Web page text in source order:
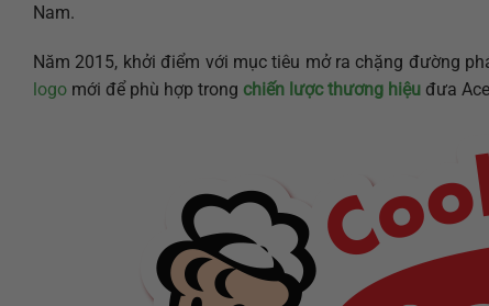
Nam.
Năm 2015, khởi điểm với mục tiêu mở ra chặng đường
logo mới để phù hợp trong chiến lược thương hiệu đưa